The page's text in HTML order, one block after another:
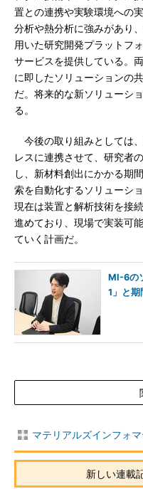
置との連携や実験環境への
分析や熱分析に強みがあり
用いた研究開発プラットフ
サービスを提供している。
に即したソリューションの
だ。将来的な新ソリューシ
る。
今後の取り組みとしては
レスに連携させて、研究者
し、新材料創出にかかる期
索を自動化するソリューシ
現在は装置と解析技術を接
進めており、現場で実装可
ていく計画だ。
MI-6の
1」と
マテリアルズインフォ
新しい連載